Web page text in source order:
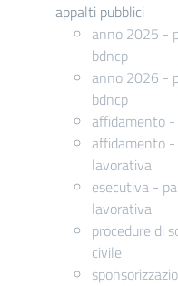
appalti pubblici
anno 2025 -
bdncp
anno 2026 -
bdncp
affidamento -
affidamento -
lavorativa
esecutiva -
lavorativa
procedure di
civile